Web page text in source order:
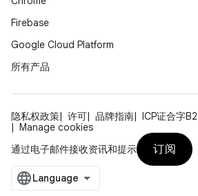
Firebase
Google Cloud Platform
所有产品
隐私权政策 许可 品牌指南
ICP证合字
Manage cookies
通过电子邮件接收资讯和提示
订阅